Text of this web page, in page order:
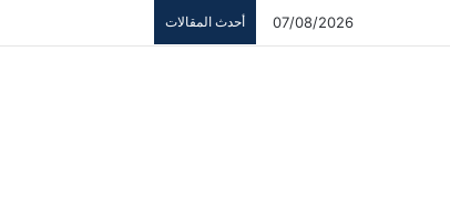
07/08/2026 أحدث المقالات